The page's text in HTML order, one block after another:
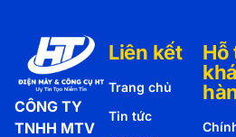
CÔNG TY
TNHH MTV
Liên kết
Trang chủ
Tin tức
Hỗ